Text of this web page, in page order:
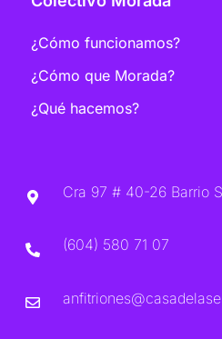
¿Cómo funcionamos?
¿Cómo que Morada?
¿Qué hacemos?
Cra 97 # 40-26 Barrio
(604) 580 71 07